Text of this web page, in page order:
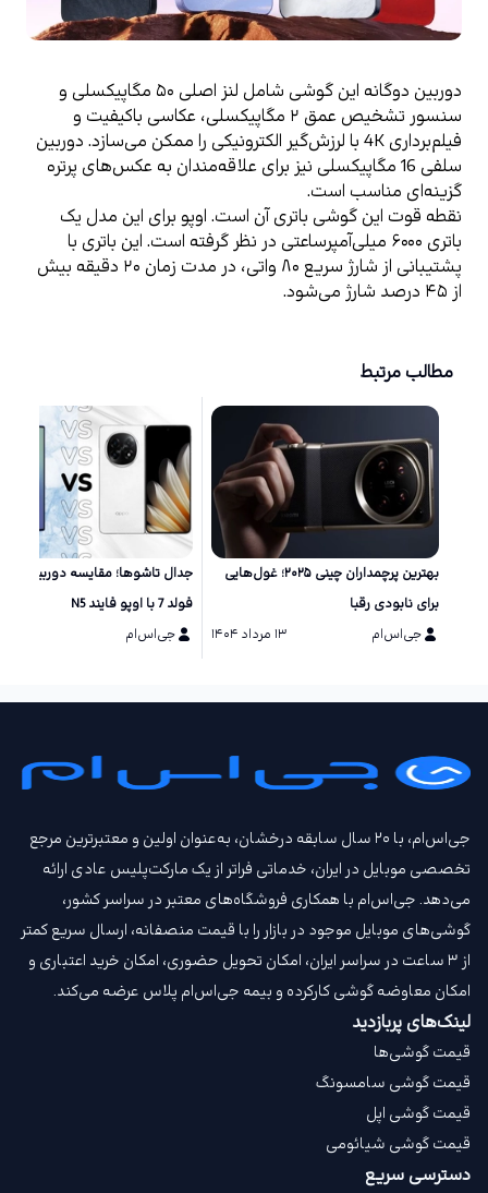
گزینه‌ای مناسب است.
از ۴۵ درصد شارژ می‌شود.
مطالب مرتبط
بهترین پرچمداران چینی ۲۰۲۵؛ غول‌هایی
برای نابودی رقبا
جی‌اس‌ام
۱۳ مرداد ۱۴۰۴
جدال تاشوها؛ مقایسه دوربین
فولد 7 با اوپو فایند N5
جی‌اس‌ام
جی‌اس‌ام، با ۲۰ سال سابقه درخشان، به‌عنوان اولین و معتبرترین مرجع
تخصصی موبایل در ایران، خدماتی فراتر از یک مارکت‌پلیس عادی ارائه
می‌دهد. جی‌اس‌ام با همکاری فروشگاه‌های معتبر در سراسر کشور،
گوشی‌های موبایل موجود در بازار را با قیمت‌ منصفانه، ارسال سریع کمتر
از ۳ ساعت در سراسر ایران، امکان تحویل حضوری، امکان خرید اعتباری و
امکان معاوضه گوشی کارکرده و بیمه جی‌اس‌ام‌ پلاس عرضه می‌کند.
لینک‌های پربازدید
قیمت گوشی‌ها
قیمت گوشی سامسونگ
قیمت گوشی اپل
قیمت گوشی شیائومی
دسترسی سریع